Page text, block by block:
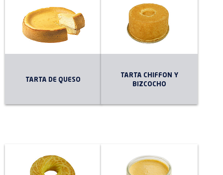
TARTA DE QUESO
TARTA CHIFFON Y
BIZCOCHO